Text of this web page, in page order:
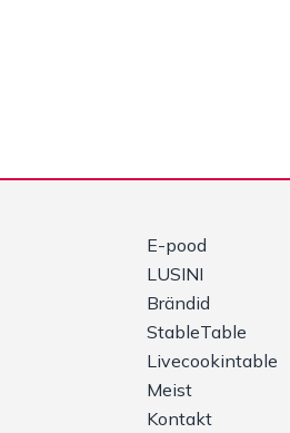
E-pood
LUSINI
Brändid
StableTable
Livecookintable
Meist
Kontakt